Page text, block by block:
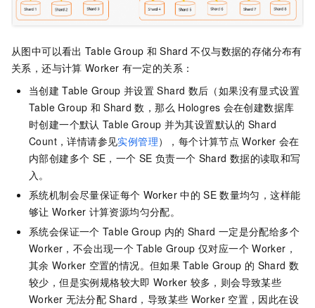
从图中可以看出 Table Group 和 Shard 不仅与数据的存储分布有
关系，还与计算 Worker 有一定的关系：
当创建 Table Group 并设置 Shard 数后（如果没有显式设置
Table Group 和 Shard 数，那么 Hologres 会在创建数据库
时创建一个默认 Table Group 并为其设置默认的 Shard
Count，详情请参见实例管理），每个计算节点 Worker 会在
内部创建多个 SE，一个 SE 负责一个 Shard 数据的读取和写
入。
系统机制会尽量保证每个 Worker 中的 SE 数量均匀，这样能
够让 Worker 计算资源均匀分配。
系统会保证一个 Table Group 内的 Shard 一定是分配给多个
Worker，不会出现一个 Table Group 仅对应一个 Worker，
其余 Worker 空置的情况。但如果 Table Group 的 Shard 数
较少，但是实例规格较大即 Worker 较多，则会导致某些
Worker 无法分配 Shard，导致某些 Worker 空置，因此在设